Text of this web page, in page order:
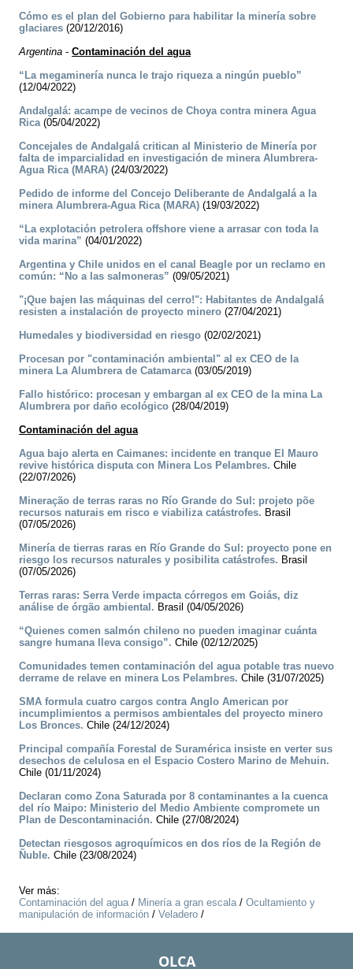
Cómo es el plan del Gobierno para habilitar la minería sobre
glaciares (20/12/2016)
Argentina - Contaminación del agua
“La megaminería nunca le trajo riqueza a ningún pueblo”
(12/04/2022)
Andalgalá: acampe de vecinos de Choya contra minera Agua
Rica(05/04/2022)
Concejales de Andalgalá critican al Ministerio de Minería por
falta de imparcialidad en investigación de minera Alumbrera-
Agua Rica (MARA) (24/03/2022)
Pedido de informe del Concejo Deliberante de Andalgalá a la
minera Alumbrera-Agua Rica (MARA) (19/03/2022)
“La explotación petrolera offshore viene a arrasar con toda la
vida marina” (04/01/2022)
Argentina y Chile unidos en el canal Beagle por un reclamo en
común: “No a las salmoneras” (09/05/2021)
"¡Que bajen las máquinas del cerro!": Habitantes de Andalgalá
resisten a instalación de proyecto minero (27/04/2021)
Humedales y biodiversidad en riesgo (02/02/2021)
Procesan por "contaminación ambiental" al ex CEO de la
minera La Alumbrera de Catamarca(03/05/2019)
Fallo histórico: procesan y embargan al ex CEO de la mina La
Alumbrera por daño ecológico (28/04/2019)
Contaminación del agua
Agua bajo alerta en Caimanes: incidente en tranque El Mauro
revive histórica disputa con Minera Los Pelambres. Chile
(22/07/2026)
Mineração de terras raras no Río Grande do Sul: projeto põe
recursos naturais em risco e viabiliza catástrofes. Brasil
(07/05/2026)
Minería de tierras raras en Río Grande do Sul: proyecto pone en
riesgo los recursos naturales y posibilita catástrofes. Brasil
(07/05/2026)
Terras raras: Serra Verde impacta córregos em Goiás, diz
análise de órgão ambiental. Brasil (04/05/2026)
“Quienes comen salmón chileno no pueden imaginar cuánta
sangre humana lleva consigo”. Chile (02/12/2025)
Comunidades temen contaminación del agua potable tras nuevo
derrame de relave en minera Los Pelambres. Chile (31/07/2025)
SMA formula cuatro cargos contra Anglo American por
incumplimientos a permisos ambientales del proyecto minero
Los Bronces. Chile (24/12/2024)
Principal compañía Forestal de Suramérica insiste en verter sus
desechos de celulosa en el Espacio Costero Marino de Mehuin.
Chile (01/11/2024)
Declaran como Zona Saturada por 8 contaminantes a la cuenca
del río Maipo: Ministerio del Medio Ambiente compromete un
Plan de Descontaminación. Chile (27/08/2024)
Detectan riesgosos agroquímicos en dos ríos de la Región de
Ñuble. Chile (23/08/2024)
Ver más:
Contaminación del agua/ Minería a gran escala/ Ocultamiento y
manipulación de información / Veladero /
OLCA